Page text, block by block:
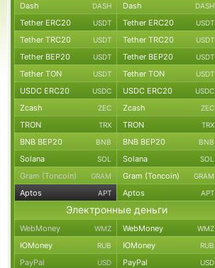
Dash DASH Dash DASH
Tether ERC20 USDT Tether ERC20 USDT
Tether TRC20 USDT Tether TRC20 USDT
Tether BEP20 USDT Tether BEP20 USDT
Tether TON USDT Tether TON USDT
USDC ERC20 USDC USDC ERC20 USDC
Zcash ZEC Zcash ZEC
TRON TRX TRON TRX
BNB BEP20 BNB BNB BEP20 BNB
Solana SOL Solana SOL
Gram (Toncoin) GRAM Gram (Toncoin) GRAM
Aptos APT Aptos APT
Электронные деньги
WebMoney WMZ WebMoney WMZ
ЮMoney RUB ЮMoney RUB
PayPal USD PayPal USD